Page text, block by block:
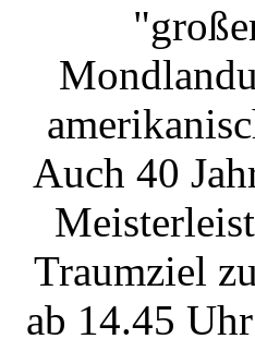
Auch 40
Traumziel
ab 14.45